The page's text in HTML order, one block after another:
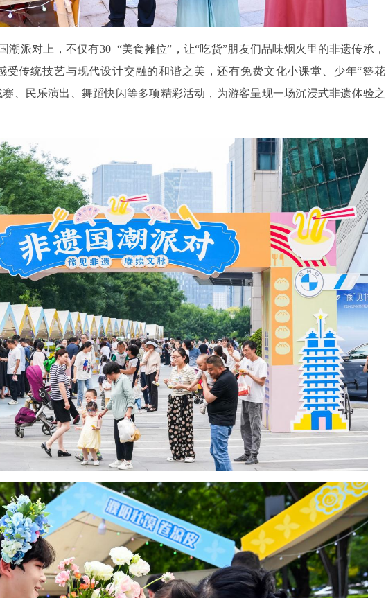
潮派对上，不仅有30+“美食摊位”，让“吃货”朋友们品味烟火里的非遗传承，
受传统技艺与现代设计交融的和谐之美，还有免费文化小课堂、少年“簪花
、民乐演出、舞蹈快闪等多项精彩活动，为游客呈现一场沉浸式非遗体验之